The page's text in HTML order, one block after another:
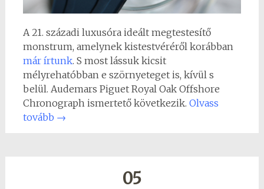
A 21. századi luxusóra ideált megtestesítő
monstrum, amelynek kistestvéréről korábban
már írtunk. S most lássuk kicsit
mélyrehatóbban e szörnyeteget is, kívül s
belül. Audemars Piguet Royal Oak Offshore
Chronograph ismertető következik. Olvass
tovább →
05